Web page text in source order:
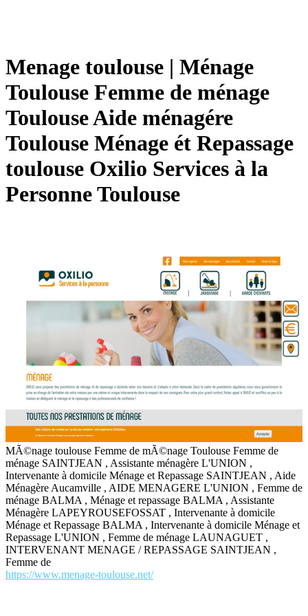
Menage toulouse | Ménage
Toulouse Femme de ménage
Toulouse Aide ménagére
Toulouse Ménage ét Repassage
toulouse Oxilio Services à la
Personne Toulouse
MÃ©nage toulouse Femme de mÃ©nage Toulouse Femme de
ménage SAINTJEAN , Assistante ménagère L'UNION ,
Intervenante à domicile Ménage et Repassage SAINTJEAN , Aide
Ménagère Aucamville , AIDE MENAGERE L'UNION , Femme de
ménage BALMA , Ménage et repassage BALMA , Assistante
Ménagère LAPEYROUSEFOSSAT , Intervenante à domicile
Ménage et Repassage BALMA , Intervenante à domicile Ménage et
Repassage L'UNION , Femme de ménage LAUNAGUET ,
INTERVENANT MENAGE / REPASSAGE SAINTJEAN ,
Femme de
https://www.menage-toulouse.net/